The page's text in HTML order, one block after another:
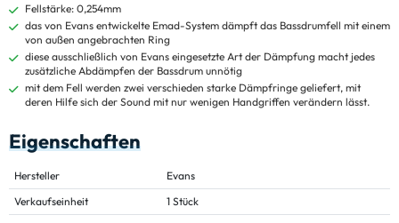
Fellstärke: 0,254mm
das von Evans entwickelte Emad-System dämpft das Bassdrumfell mit einem
von außen angebrachten Ring
diese ausschließlich von Evans eingesetzte Art der Dämpfung macht jedes
zusätzliche Abdämpfen der Bassdrum unnötig
mit dem Fell werden zwei verschieden starke Dämpfringe geliefert, mit
deren Hilfe sich der Sound mit nur wenigen Handgriffen verändern lässt.
Eigenschaften
Hersteller
Evans
Verkaufseinheit
1 Stück